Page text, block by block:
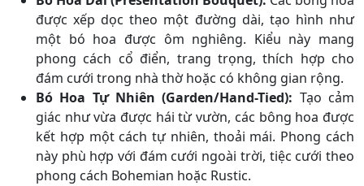
được xếp dọc theo một đường dài, tạo hình như
một bó hoa được ôm nghiêng. Kiểu này mang
phong cách cổ điển, trang trọng, thích hợp cho
đám cưới trong nhà thờ hoặc có không gian rộng.
Bó Hoa Tự Nhiên (Garden/Hand-Tied): Tạo cảm
giác như vừa được hái từ vườn, các bông hoa được
kết hợp một cách tự nhiên, thoải mái. Phong cách
này phù hợp với đám cưới ngoài trời, tiệc cưới theo
phong cách Bohemian hoặc Rustic.